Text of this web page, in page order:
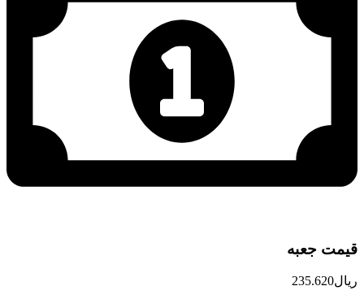
قیمت جعبه
ریال235.620